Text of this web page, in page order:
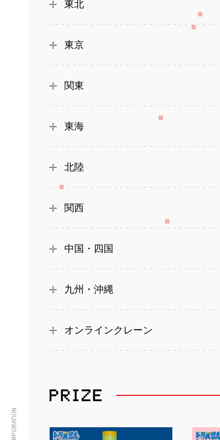
東北
東京
関東
東海
北陸
関西
中国・四国
九州・沖縄
オンラインクレーン